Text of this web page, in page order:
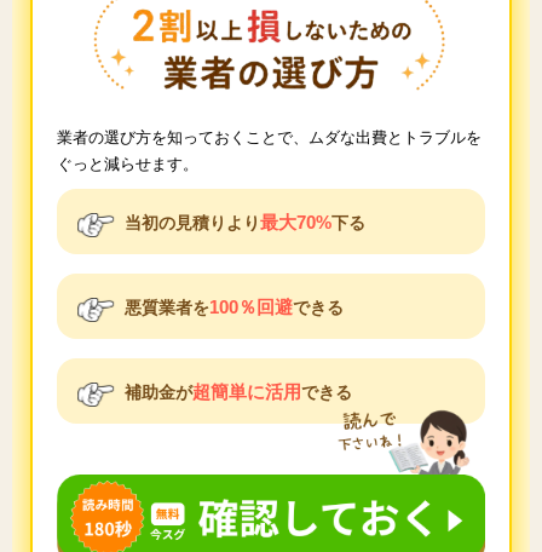
業者の選び方を知っておくことで、ムダな出費とトラブルを
ぐっと減らせます。
当初の見積りより最大70%下る
悪質業者を100％回避できる
補助金が超簡単に活用できる